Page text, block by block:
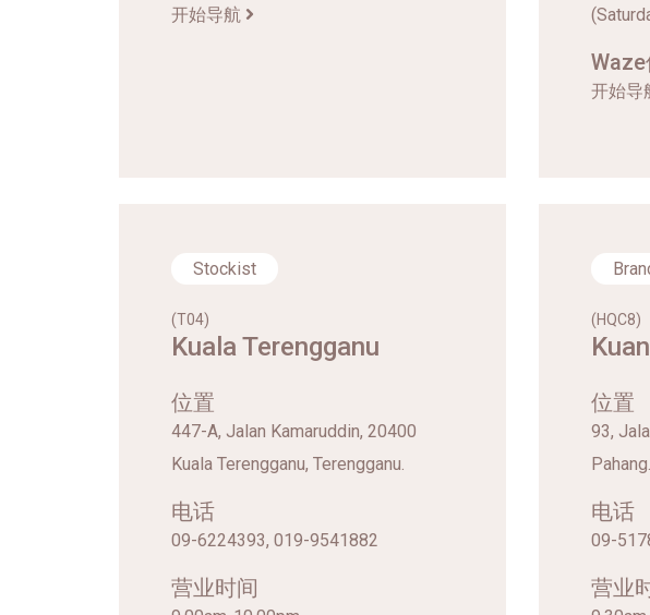
开始导航
开始导
Stockist
(T04)
Kuala Terengganu
位置
447-A, Jalan Kamaruddin, 20400
Kuala Terengganu, Terengganu.
电话
09-6224393, 019-9541882
营业时间
(HQC8)
位置
93,
Pahang.
电话
09-
营业